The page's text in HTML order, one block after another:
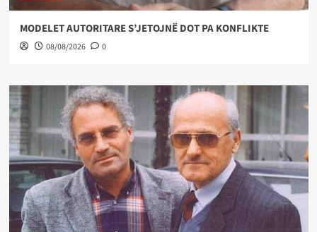
MODELET AUTORITARE S’JETOJNË DOT PA KONFLIKTE
08/08/2026 0